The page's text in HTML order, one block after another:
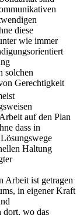
diese
wie immer
solchen
Gerechtigkeit
auf den Plan
dass in
Haltung
Arbeit ist getragen
in eigener Kraft
dort, wo das